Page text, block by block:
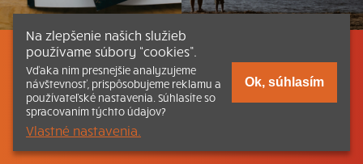
Listovať Obsah Dokumenty a články
Kontakt Tlačená verzia Katechizmu
© 2026 katechizmus.sk |
funguje aj vďaka kresťanskému kníhkupectvu
Na zlepšenie našich služieb
používame súbory “cookies”.
Vďaka nim presnejšie analyzujeme
návštevnosť, prispôsobujeme reklamu a
používateľské nastavenia. Súhlasíte so
spracovaním týchto údajov?
Vlastné nastavenia.
Ok, súhlasím